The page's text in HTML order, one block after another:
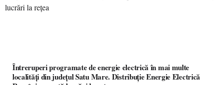
Întreruperi programate de energie electrică în mai multe
localități din județul Satu Mare. Distribuție Energie Electrică